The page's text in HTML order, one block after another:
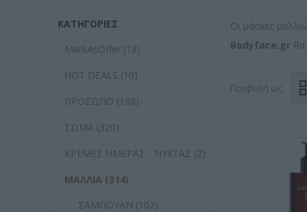
Οι μάσκες
Bodyface.gr θα
Προβολή ως
ΚΑΤΗΓΟΡΊΕΣ
MarkAsOffer (18)
HOT DEALS (10)
ΠΡΟΣΩΠΟ (188)
ΣΩΜΑ (320)
ΚΡΕΜΕΣ ΗΜΕΡΑΣ - ΝΥΧΤΑΣ (2)
ΜΑΛΛΙΑ (314)
ΣΑΜΠΟΥΑΝ (102)